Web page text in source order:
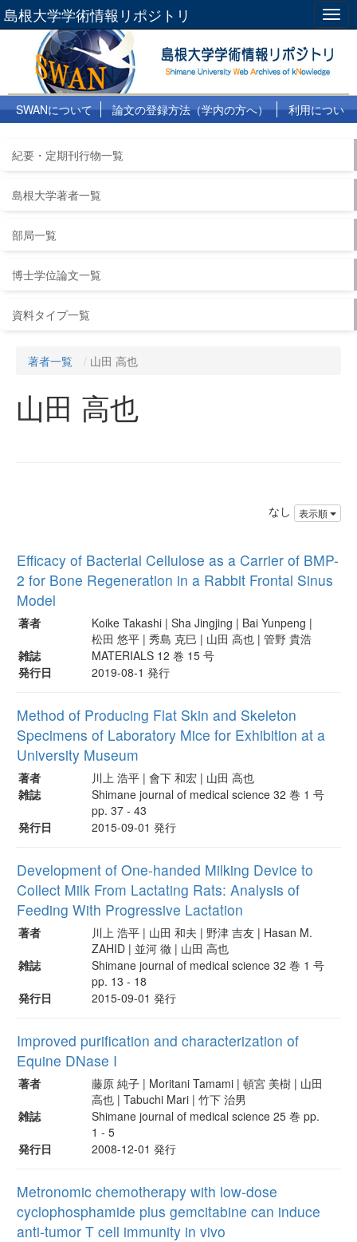
島根大学学術情報リポジトリ
SWANについて 論文の登録方法（学内の方へ）
利用につい
紀要・定期刊行物一覧
島根大学著者一覧
部局一覧
博士学位論文一覧
資料タイプ一覧
著者一覧 山田 高也
山田 高也
なし 表示順
Efficacy of Bacterial Cellulose as a Carrier of BMP-
2 for Bone Regeneration in a Rabbit Frontal Sinus
Model
著者
Koike Takashi | Sha Jingjing | Bai Yunpeng |
松田 悠平 | 秀島 克巳 | 山田 高也 | 管野 貴浩
雑誌
MATERIALS 12 巻 15 号
発行日
2019-08-1 発行
Method of Producing Flat Skin and Skeleton
Specimens of Laboratory Mice for Exhibition at a
University Museum
著者
川上 浩平 | 會下 和宏 | 山田 高也
雑誌
Shimane journal of medical science 32 巻 1 号
pp. 37 - 43
発行日
2015-09-01 発行
Development of One-handed Milking Device to
Collect Milk From Lactating Rats: Analysis of
Feeding With Progressive Lactation
著者
川上 浩平 | 山田 和夫 | 野津 吉友 | Hasan M.
ZAHID | 並河 徹 | 山田 高也
雑誌
Shimane journal of medical science 32 巻 1 号
pp. 13 - 18
発行日
2015-09-01 発行
Improved purification and characterization of
Equine DNase I
著者
藤原 純子 | Moritani Tamami | 頓宮 美樹 | 山田
高也 | Tabuchi Mari | 竹下 治男
雑誌
Shimane journal of medical science 25 巻 pp.
1 - 5
発行日
2008-12-01 発行
Metronomic chemotherapy with low-dose
cyclophosphamide plus gemcitabine can induce
anti-tumor T cell immunity in vivo